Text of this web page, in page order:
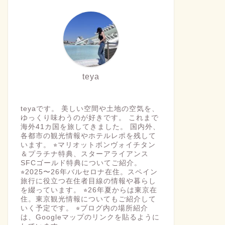
teya
teyaです。 美しい空間や土地の空気を、
ゆっくり味わうのが好きです。 これまで
海外41カ国を旅してきました。 国内外、
各都市の観光情報やホテルレポを残して
います。 ⭐︎マリオットボンヴォイチタン
＆プラチナ特典、スターアライアンス
SFCゴールド特典についてご紹介。
⭐︎2025〜26年バルセロナ在住。スペイン
旅行に役立つ在住者目線の情報や暮らし
を綴っています。 ⭐︎26年夏からは東京在
住。東京観光情報についてもご紹介して
いく予定です。 ⭐︎ブログ内の場所紹介
は、Googleマップのリンクを貼るように